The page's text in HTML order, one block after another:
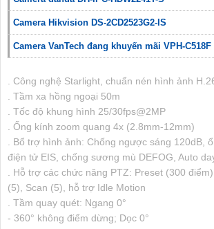
Camera Hikvision DS-2CD2523G2-IS
Camera VanTech đang khuyến mãi VPH-C518F
. Công nghệ Starlight, chuẩn nén hình ảnh
. Tầm xa hồng ngoại 50m
. Tốc độ khung hình 25/30fps@2MP
. Ống kính zoom quang 4x (2.8mm-12mm)
. Bổ trợ hình ảnh: Chống ngược sáng 120dB,
điện tử EIS, chống sương mù DEFOG, Auto
. Hỗ trợ các chức năng PTZ: Preset (300
(5), Scan (5), hỗ trợ Idle Motion
. Tầm quay quét: Ngang 0°
- 360° không điểm dừng; Dọc 0°